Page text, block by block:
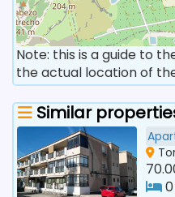
Note: this is a guide to
the actual location of
Similar
0